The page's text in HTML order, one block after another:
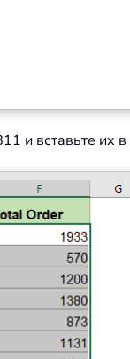
и вставьте их